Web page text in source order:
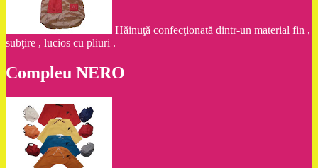
Hăinuţă confecţionată dintr-un material fin ,
subţire , lucios cu pliuri .
Compleu NERO